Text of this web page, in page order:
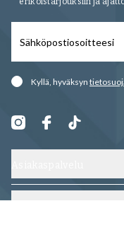
Kyllä, hyväksyn
Ota yhteyttä